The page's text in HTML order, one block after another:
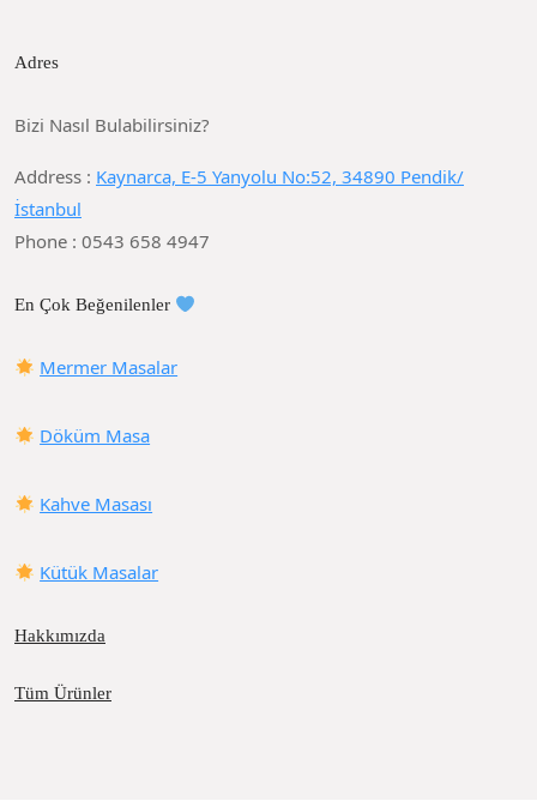
Adres
Bizi Nasıl Bulabilirsiniz?
Address : Kaynarca, E-5 Yanyolu No:52, 34890 Pendik/
İstanbul
Phone : 0543 658 4947
En Çok Beğenilenler
Mermer Masalar
Döküm Masa
Kahve Masası
Kütük Masalar
Hakkımızda
Tüm Ürünler